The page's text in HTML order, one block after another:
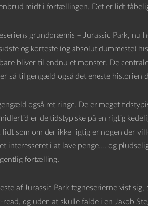
midt i fortællingen. Det er lidt
grundpræmis – Jurassic Park,
og korteste (og absolut dummeste)
bliver til endnu et monster. De
så til gengæld også det eneste historien
også ret ringe. De er meget
er de tidstypiske på en rigtig
lidt som om der ikke rigtig er nogen der
interesseret i at lave penge…. og
fortælling.
af Jurassic Park tegneserierne vist
og uden at skulle falde i en Jakob